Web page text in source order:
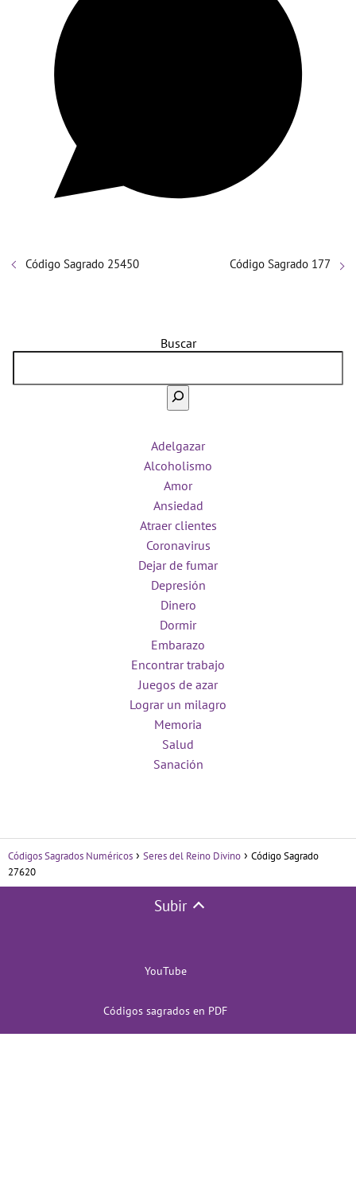
Código Sagrado 25450 Código Sagrado 177
Buscar
Adelgazar
Alcoholismo
Amor
Ansiedad
Atraer clientes
Coronavirus
Dejar de fumar
Depresión
Dinero
Dormir
Embarazo
Encontrar trabajo
Juegos de azar
Lograr un milagro
Memoria
Salud
Sanación
Códigos Sagrados Numéricos Seres del Reino Divino
Código Sagrado
27620
Subir
YouTube
Códigos sagrados en PDF